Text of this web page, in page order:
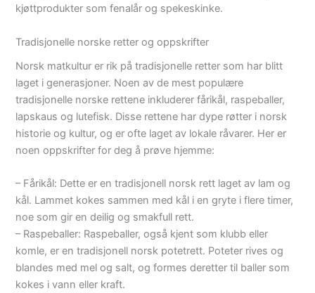
kjøttprodukter som fenalår og spekeskinke.
Tradisjonelle norske retter og oppskrifter
Norsk matkultur er rik på tradisjonelle retter som har blitt
laget i generasjoner. Noen av de mest populære
tradisjonelle norske rettene inkluderer fårikål, raspeballer,
lapskaus og lutefisk. Disse rettene har dype røtter i norsk
historie og kultur, og er ofte laget av lokale råvarer. Her er
noen oppskrifter for deg å prøve hjemme:
– Fårikål: Dette er en tradisjonell norsk rett laget av lam og
kål. Lammet kokes sammen med kål i en gryte i flere timer,
noe som gir en deilig og smakfull rett.
– Raspeballer: Raspeballer, også kjent som klubb eller
komle, er en tradisjonell norsk potetrett. Poteter rives og
blandes med mel og salt, og formes deretter til baller som
kokes i vann eller kraft.